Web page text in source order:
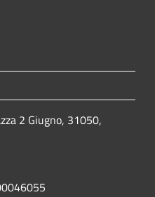
2 Giugno, 31050,